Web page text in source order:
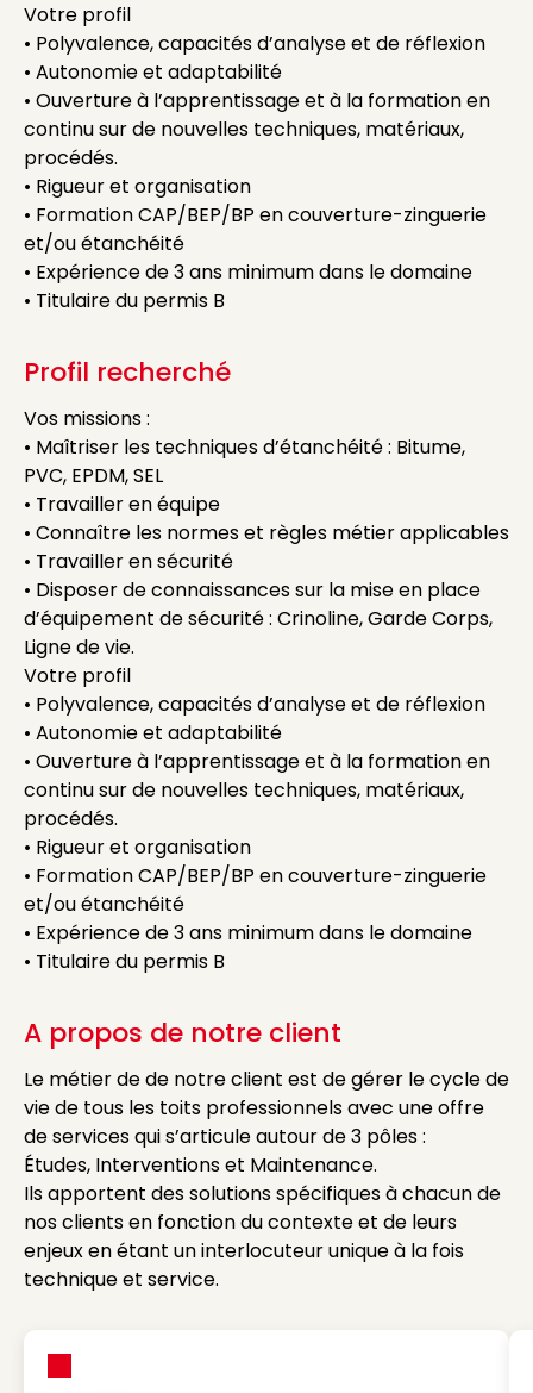
Votre profil
• Polyvalence, capacités d’analyse et de réflexion
• Autonomie et adaptabilité
• Ouverture à l’apprentissage et à la formation en
continu sur de nouvelles techniques, matériaux,
procédés.
• Rigueur et organisation
• Formation CAP/BEP/BP en couverture-zinguerie
et/ou étanchéité
• Expérience de 3 ans minimum dans le domaine
• Titulaire du permis B
Profil recherché
Vos missions :
• Maîtriser les techniques d’étanchéité : Bitume,
PVC, EPDM, SEL
• Travailler en équipe
• Connaître les normes et règles métier applicables
• Travailler en sécurité
• Disposer de connaissances sur la mise en place
d’équipement de sécurité : Crinoline, Garde Corps,
Ligne de vie.
Votre profil
• Polyvalence, capacités d’analyse et de réflexion
• Autonomie et adaptabilité
• Ouverture à l’apprentissage et à la formation en
continu sur de nouvelles techniques, matériaux,
procédés.
• Rigueur et organisation
• Formation CAP/BEP/BP en couverture-zinguerie
et/ou étanchéité
• Expérience de 3 ans minimum dans le domaine
• Titulaire du permis B
A propos de notre client
Le métier de de notre client est de gérer le cycle de
vie de tous les toits professionnels avec une offre
de services qui s’articule autour de 3 pôles :
Études, Interventions et Maintenance.
Ils apportent des solutions spécifiques à chacun de
nos clients en fonction du contexte et de leurs
enjeux en étant un interlocuteur unique à la fois
technique et service.